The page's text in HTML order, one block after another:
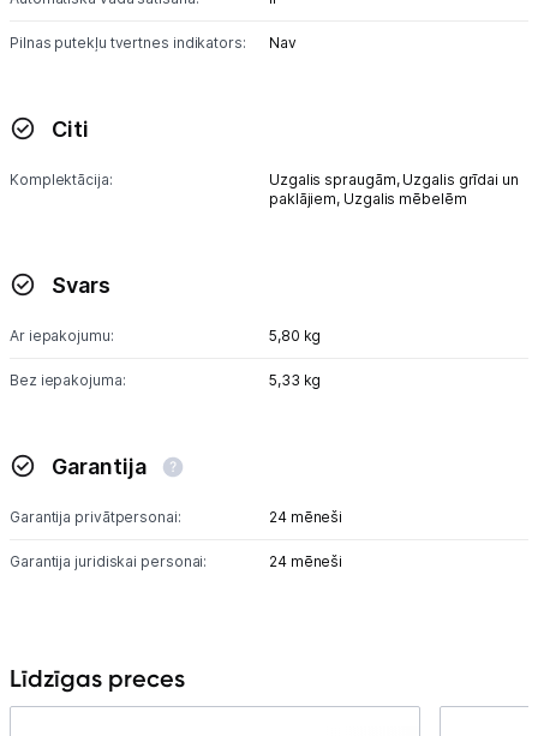
Pilnas putekļu tvertnes indikators: Nav
Citi
Komplektācija: Uzgalis spraugām, Uzgalis grīdai un
paklājiem, Uzgalis mēbelēm
Svars
Ar iepakojumu: 5,80 kg
Bez iepakojuma: 5,33 kg
Garantija
Garantija privātpersonai: 24 mēneši
Garantija juridiskai personai: 24 mēneši
Līdzīgas preces